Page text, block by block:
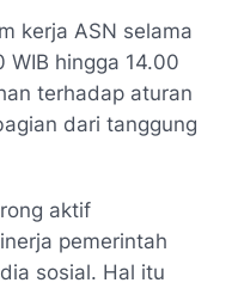
kerja ASN selama
WIB hingga 14.00
terhadap aturan
dari tanggung
aktif
pemerintah
sosial. Hal itu